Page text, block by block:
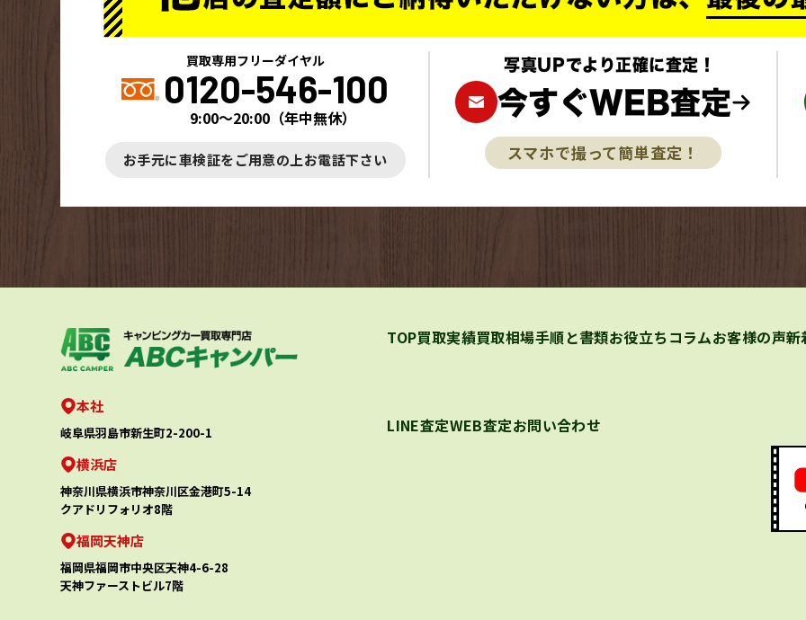
買取専用フリーダイヤル
0120-546-100
9:00～20:00 （年中無休）
お手元に車検証をご用意の上お電話下さい
写真UPでより正確に査定！
今すぐWEB査定
スマホで撮って簡単査定！
本社
岐阜県羽島市新生町2-200-1
横浜店
神奈川県横浜市神奈川区金港町5-14
クアドリフォリオ8階
福岡天神店
福岡県福岡市中央区天神4-6-28
天神ファーストビル7階
TOP買取実績買取相場手順と書類お役立ちコラムお客様の声新
LINE査定WEB査定お問い合わせ